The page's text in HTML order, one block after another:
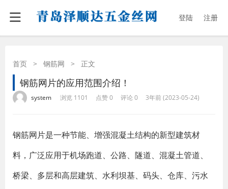
登陆 注册
首页 > 钢筋网 > 正文
钢筋网片的应用范围介绍！
system 浏览 1101 点赞 0 评论 0 3年前 (2023-05-24)
钢筋网片是一种节能、增强混凝土结构的新型建筑材
料，广泛应用于机场跑道、公路、隧道、混凝土管道、
桥梁、多层和高层建筑、水利坝基、码头、仓库、污水